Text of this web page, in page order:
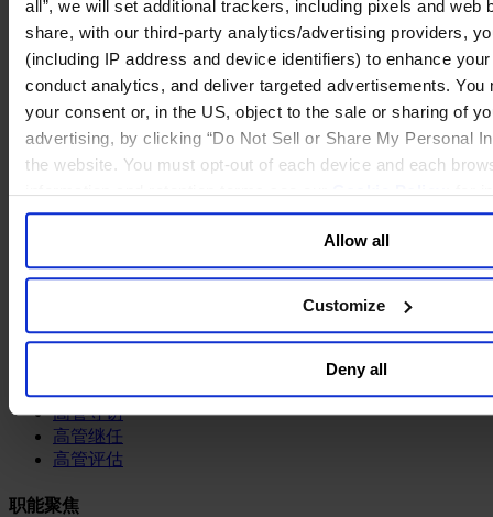
all”, we will set additional trackers, including pixels and web
share, with our third-party analytics/advertising providers,
(including IP address and device identifiers) to enhance
conduct analytics, and deliver targeted advertisements.
your consent or, in the US, object to the sale or sharing of
advertising, by clicking “Do Not Sell or Share My Personal
the website. You must opt-out of each device and each
information and retention terms see ourCookie Policy; for
general collection and use of personal information see our
Allow all
Customize
Deny all
专业服务
CEO寻访
CEO继任
个人发展
变革型领导力发展项目
董事会发展
董事会评估
高管寻访
高管继任
高管评估
职能聚焦